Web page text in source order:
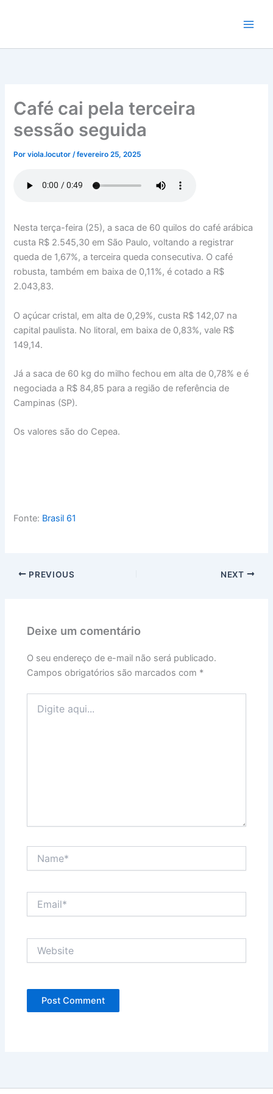
conteúdo
Café cai pela terceira
sessão seguida
Porviola.locutor/fevereiro 25, 2025
Nesta terça-feira (25), a saca de 60 quilos do café arábica
custa R$ 2.545,30 em São Paulo, voltando a registrar
queda de 1,67%, a terceira queda consecutiva. O café
robusta, também em baixa de 0,11%, é cotado a R$
2.043,83.
O açúcar cristal, em alta de 0,29%, custa R$ 142,07 na
capital paulista. No litoral, em baixa de 0,83%, vale R$
149,14.
Já a saca de 60 kg do milho fechou em alta de 0,78% e é
negociada a R$ 84,85 para a região de referência de
Campinas (SP).
Os valores são do Cepea.
Fonte: Brasil 61
PREVIOUS NEXT
Deixe um comentário
O seu endereço de e-mail não será publicado.
Campos obrigatórios são marcados com *
aqui...